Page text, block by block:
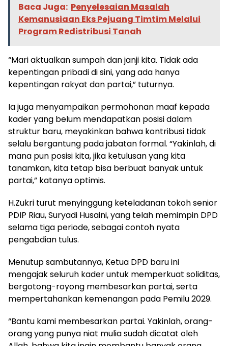
Baca Juga: Penyelesaian Masalah
Kemanusiaan Eks Pejuang Timtim Melalui
Program Redistribusi Tanah
​“Mari aktualkan sumpah dan janji kita. Tidak ada
kepentingan pribadi di sini, yang ada hanya
kepentingan rakyat dan partai,” tuturnya.
​Ia juga menyampaikan permohonan maaf kepada
kader yang belum mendapatkan posisi dalam
struktur baru, meyakinkan bahwa kontribusi tidak
selalu bergantung pada jabatan formal. “Yakinlah, di
mana pun posisi kita, jika ketulusan yang kita
tanamkan, kita tetap bisa berbuat banyak untuk
partai,” katanya optimis.
​H.Zukri turut menyinggung keteladanan tokoh senior
PDIP Riau, Suryadi Husaini, yang telah memimpin DPD
selama tiga periode, sebagai contoh nyata
pengabdian tulus.
​Menutup sambutannya, Ketua DPD baru ini
mengajak seluruh kader untuk memperkuat soliditas,
bergotong-royong membesarkan partai, serta
mempertahankan kemenangan pada Pemilu 2029.
​“Bantu kami membesarkan partai. Yakinlah, orang-
orang yang punya niat mulia sudah dicatat oleh